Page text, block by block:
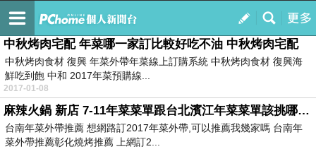
我的
訂閱
中秋烤肉宅配 年菜哪一家訂比較好吃不油 中秋烤肉宅配
中秋烤肉食材 復興 年菜外帶年菜線上訂購系統 中秋烤肉食材 復興海
鮮吃到飽 中和 2017年菜預購線...
2017-01-08
麻辣火鍋 新店 7-11年菜菜單跟台北濱江年菜菜單該挑哪一個好 麻辣火鍋 新店
台南年菜外帶推薦 想網路訂2017年菜外帶,可以推薦我幾家嗎 台南年
菜外帶推薦彰化燒烤推薦 上網訂2...